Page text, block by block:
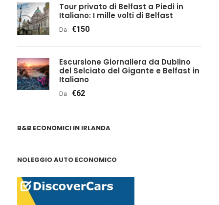
Tour privato di Belfast a Piedi in
Italiano: I mille volti di Belfast
Da €150
Escursione Giornaliera da Dublino
del Selciato del Gigante e Belfast in
Italiano
Da €62
B&B ECONOMICI IN IRLANDA
NOLEGGIO AUTO ECONOMICO